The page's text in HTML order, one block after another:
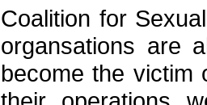
Coalition for
organsations are
become the victim